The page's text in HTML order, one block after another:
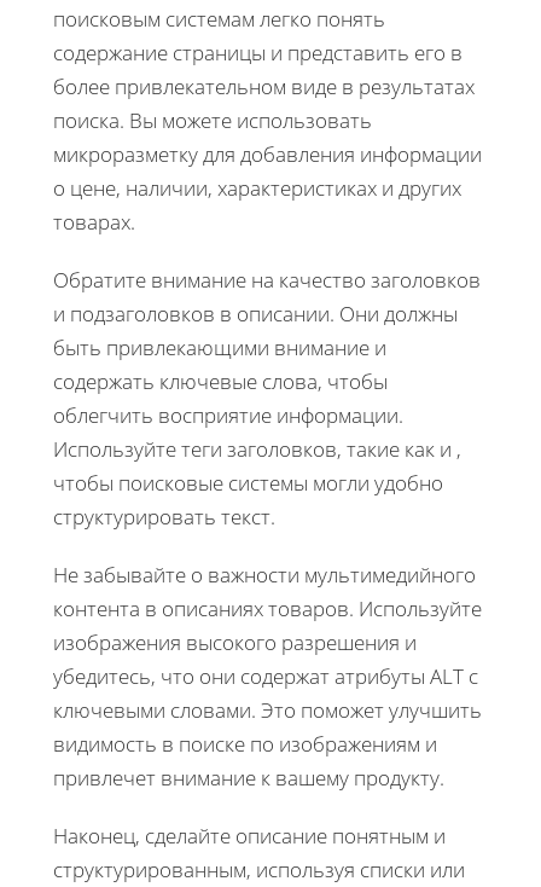
поисковым системам легко понять
содержание страницы и представить его в
более привлекательном виде в результатах
поиска. Вы можете использовать
микроразметку для добавления информации
о цене, наличии, характеристиках и других
товарах.
Обратите внимание на качество заголовков
и подзаголовков в описании. Они должны
быть привлекающими внимание и
содержать ключевые слова, чтобы
облегчить восприятие информации.
Используйте теги заголовков, такие как и ,
чтобы поисковые системы могли удобно
структурировать текст.
Не забывайте о важности мультимедийного
контента в описаниях товаров. Используйте
изображения высокого разрешения и
убедитесь, что они содержат атрибуты ALT с
ключевыми словами. Это поможет улучшить
видимость в поиске по изображениям и
привлечет внимание к вашему продукту.
Наконец, сделайте описание понятным и
структурированным, используя списки или